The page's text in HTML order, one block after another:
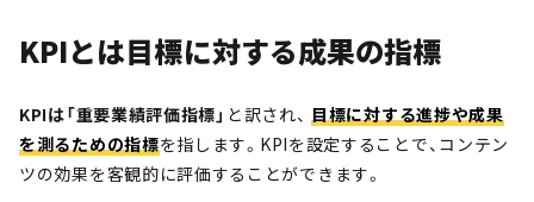
KPIとは目標に対する成果の指標
KPIは「重要業績評価指標」 と訳され、目標に対する進捗や成果
を測るための指標を指します。KPIを設定することで、コンテン
ツの効果を客観的に評価することができます。